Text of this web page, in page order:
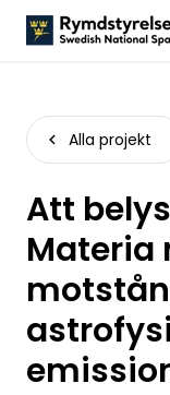
Alla projekt
Att
Materia